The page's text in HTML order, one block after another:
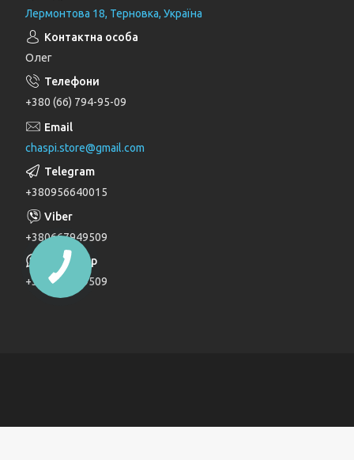
Шлангові під'єднання та перемикаючі
вентилі
Тримачі, кронштейни та штанги для
душу
Лійки для душу
Душові комплекти
Трапи
Паяльники для пластикових труб
Дзеркала
Дитячі ліжечка
Кухонні модулі
Лермонтова 18, Терновка, Україна
Олег
+380 (66) 794-95-09
chaspi.store@gmail.com
+380956640015
+380667949509
+380667949509